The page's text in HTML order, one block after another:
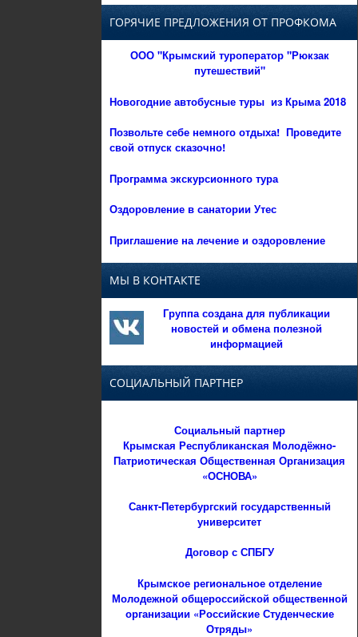
ГОРЯЧИЕ ПРЕДЛОЖЕНИЯ ОТ ПРОФКОМА
ООО "Крымский туроператор "Рюкзак
путешествий"
Новогодние автобусные туры из Крыма 2018
Позвольте себе немного отдыха! Проведите
свой отпуск сказочно!
Программа экскурсионного тура
Оздоровление в санатории Утес
Приглашение на лечение и оздоровление
МЫ В КОНТАКТЕ
Группа создана для публикации
новостей и обмена полезной
информацией
СОЦИАЛЬНЫЙ ПАРТНЕР
Социальный партнер
Крымская Республиканская Молодёжно-
Патриотическая Общественная Организация
«ОСНОВА»
Санкт-Петербургский государственный
университет
Договор с СПБГУ
Крымское региональное отделение
Молодежной общероссийской общественной
организации «Российские Студенческие
Отряды»